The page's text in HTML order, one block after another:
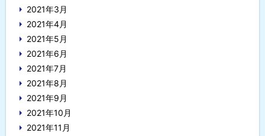
2021年3月
2021年4月
2021年5月
2021年6月
2021年7月
2021年8月
2021年9月
2021年10月
2021年11月